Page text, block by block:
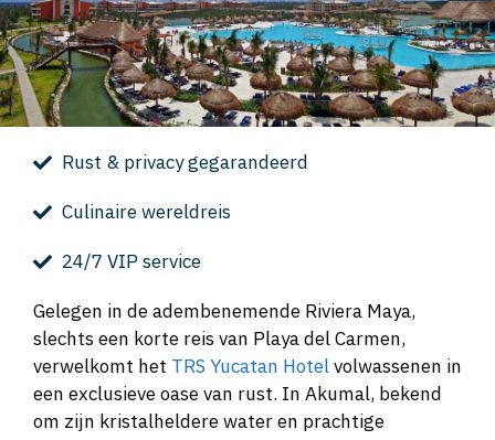
Rust & privacy gegarandeerd
Culinaire wereldreis
24/7 VIP service
Gelegen in de adembenemende Riviera Maya,
slechts een korte reis van Playa del Carmen,
verwelkomt het TRS Yucatan Hotelvolwassenen in
een exclusieve oase van rust. In Akumal, bekend
om zijn kristalheldere water en prachtige